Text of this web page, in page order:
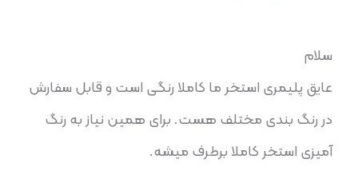
سلام
عایق پلیمری استخر ما کاملا رنگی است و قابل سفارش
در رنگ بندی مختلف هست. برای همین نیاز به رنگ
آمیزی استخر کاملا برطرف میشه.